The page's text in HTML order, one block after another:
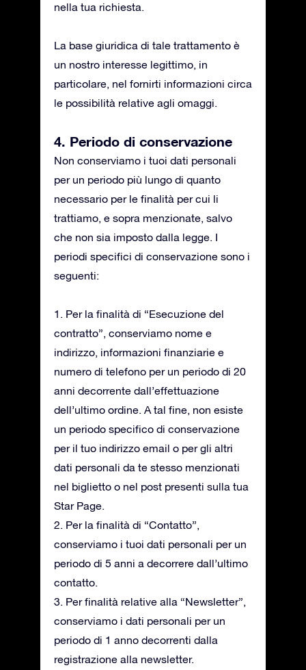
nella tua richiesta.
La base giuridica di tale trattamento è
un nostro interesse legittimo, in
particolare, nel fornirti informazioni circa
le possibilità relative agli omaggi.
4. Periodo di conservazione
Non conserviamo i tuoi dati personali
per un periodo più lungo di quanto
necessario per le finalità per cui li
trattiamo, e sopra menzionate, salvo
che non sia imposto dalla legge. I
periodi specifici di conservazione sono i
seguenti:
1. Per la finalità di “Esecuzione del
contratto”, conserviamo nome e
indirizzo, informazioni finanziarie e
numero di telefono per un periodo di 20
anni decorrente dall’effettuazione
dell’ultimo ordine. A tal fine, non esiste
un periodo specifico di conservazione
per il tuo indirizzo email o per gli altri
dati personali da te stesso menzionati
nel biglietto o nel post presenti sulla tua
Star Page.
2. Per la finalità di “Contatto”,
conserviamo i tuoi dati personali per un
periodo di 5 anni a decorrere dall’ultimo
contatto.
3. Per finalità relative alla “Newsletter”,
conserviamo i dati personali per un
periodo di 1 anno decorrenti dalla
registrazione alla newsletter.